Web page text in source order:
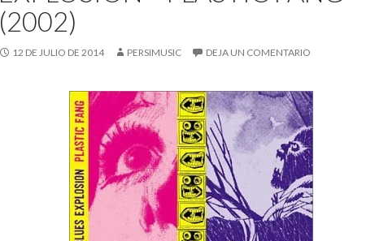
(2002)
12 DE JULIO DE 2014 PERSIMUSIC DEJA UN COMENTARIO